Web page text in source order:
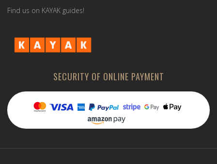
Find us on KAYAK guides!
SECURITY OF ONLINE PAYMENT